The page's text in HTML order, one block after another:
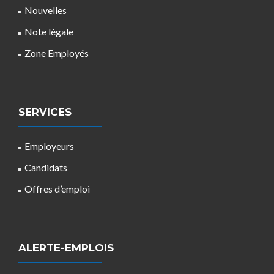
Nouvelles
Note légale
Zone Employés
SERVICES
Employeurs
Candidats
Offres d’emploi
ALERTE-EMPLOIS